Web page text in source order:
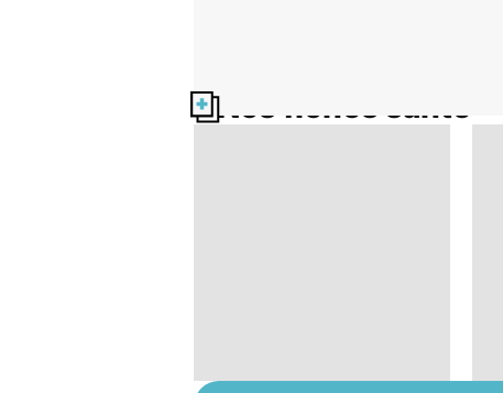
Nos fiches santé